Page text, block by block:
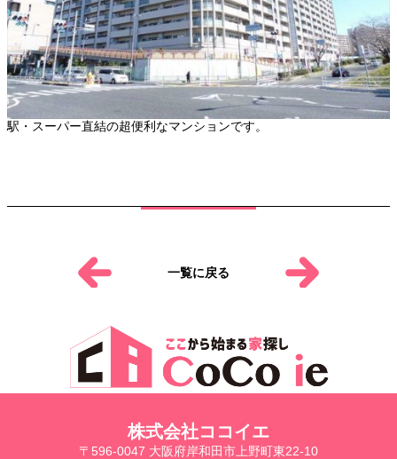
駅・スーパー直結の超便利なマンションです。
一覧に戻る
株式会社ココイエ
〒596-0047 大阪府岸和田市上野町東22-10